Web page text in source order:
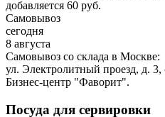
добавляется 60 руб.
Самовывоз
сегодня
8 августа
Самовывоз со склада в Москве:
ул. Электролитный проезд, д. 3,
Бизнес-центр "Фаворит".
Посуда для сервировки